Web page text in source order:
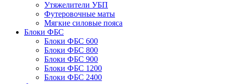
Утяжелители УБП
Футеровочные маты
Мягкие силовые пояса
Блоки ФБС
Блоки ФБС 600
Блоки ФБС 800
Блоки ФБС 900
Блоки ФБС 1200
Блоки ФБС 2400